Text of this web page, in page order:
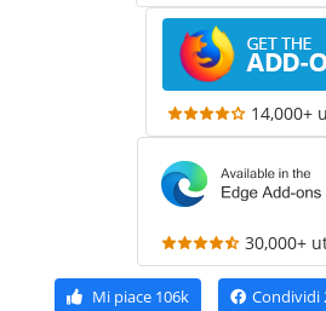
14,000+
30,000+
Mi piace 106k Condividi